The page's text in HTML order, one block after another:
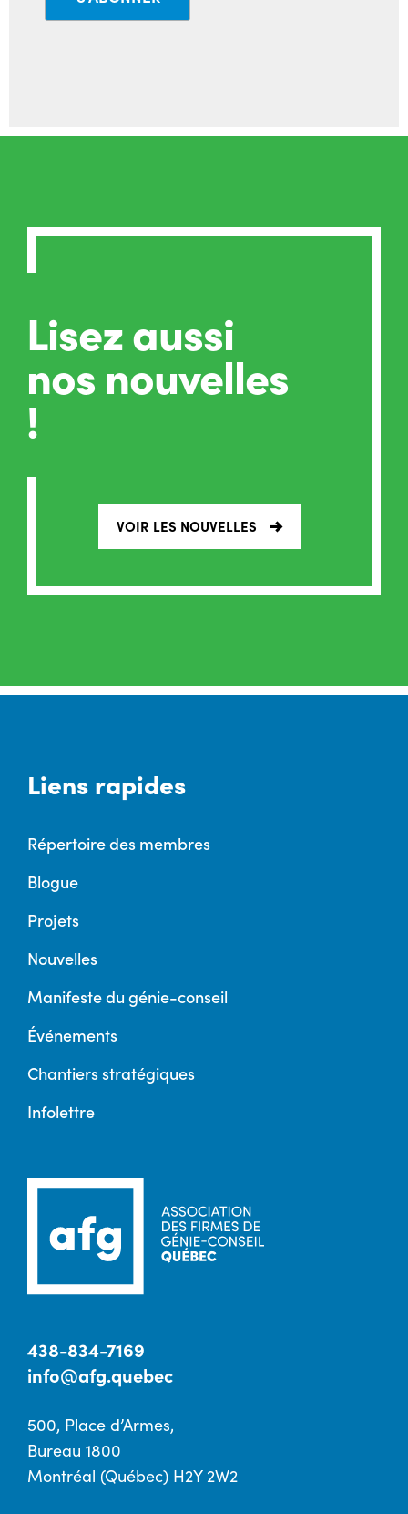
Lisez aussi
nos nouvelles
!
VOIR LES NOUVELLES
Liens rapides
Répertoire des membres
Blogue
Projets
Nouvelles
Manifeste du génie-conseil
Événements
Chantiers stratégiques
Infolettre
438-834-7169
info@afg.quebec
500, Place d’Armes,
Bureau 1800
Montréal (Québec) H2Y 2W2